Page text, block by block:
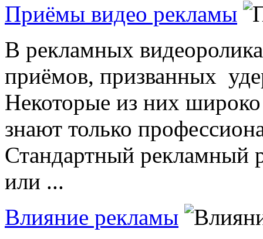
Приёмы видео рекламы
В рекламных
приёмов, призванных
Некоторые из них
знают только
Стандартный рекламный
или ...
Влияние рекламы